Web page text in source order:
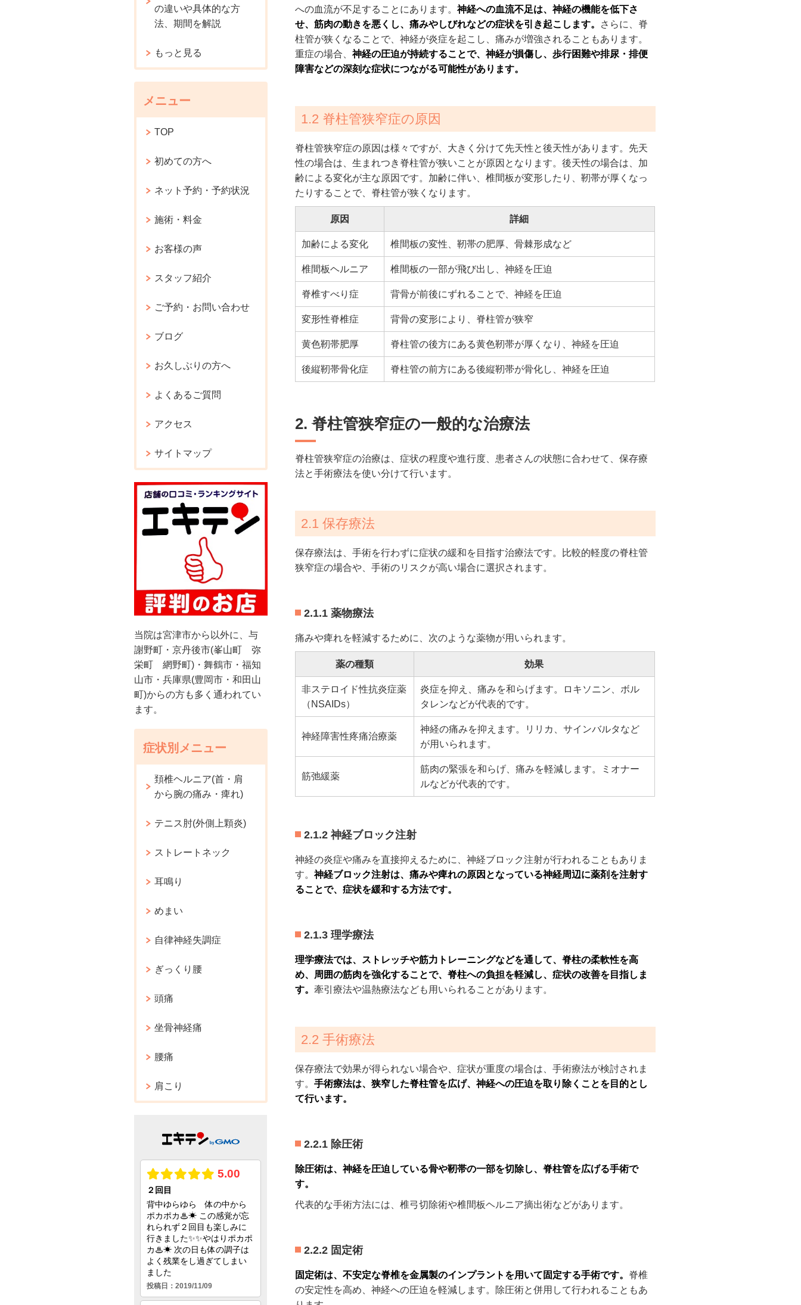
への血流が不足することにあります。神経への血流不足は、神経の機能を低下さ
せ、筋肉の動きを悪くし、痛みやしびれなどの症状を引き起こします。
さらに、脊
柱管が狭くなることで、神経が炎症を起こし、痛みが増強されることもあります。
重症の場合、神経の圧迫が持続することで、神経が損傷し、歩行困難や排尿・排便
障害などの深刻な症状につながる可能性があります。
1.2 脊柱管狭窄症の原因
脊柱管狭窄症の原因は様々ですが、大きく分けて先天性と後天性があります。先天
性の場合は、生まれつき脊柱管が狭いことが原因となります。後天性の場合は、加
齢による変化が主な原因です。加齢に伴い、椎間板が変形したり、靭帯が厚くなっ
たりすることで、脊柱管が狭くなります。
原因 詳細
加齢による変化 椎間板の変性、靭帯の肥厚、骨棘形成など
椎間板ヘルニア 椎間板の一部が飛び出し、神経を圧迫
脊椎すべり症 背骨が前後にずれることで、神経を圧迫
変形性脊椎症 背骨の変形により、脊柱管が狭窄
黄色靭帯肥厚 脊柱管の後方にある黄色靭帯が厚くなり、神経を圧迫
後縦靭帯骨化症 脊柱管の前方にある後縦靭帯が骨化し、神経を圧迫
2. 脊柱管狭窄症の一般的な治療法
脊柱管狭窄症の治療は、症状の程度や進行度、患者さんの状態に合わせて、保存療
法と手術療法を使い分けて行います。
2.1 保存療法
保存療法は、手術を行わずに症状の緩和を目指す治療法です。比較的軽度の脊柱管
狭窄症の場合や、手術のリスクが高い場合に選択されます。
2.1.1 薬物療法
痛みや痺れを軽減するために、次のような薬物が用いられます。
薬の種類 効果
非ステロイド性抗炎症薬
（NSAIDs）
炎症を抑え、痛みを和らげます。ロキソニン、ボル
タレンなどが代表的です。
神経障害性疼痛治療薬
神経の痛みを抑えます。リリカ、サインバルタなど
が用いられます。
筋弛緩薬
筋肉の緊張を和らげ、痛みを軽減します。ミオナー
ルなどが代表的です。
2.1.2 神経ブロック注射
神経の炎症や痛みを直接抑えるために、神経ブロック注射が行われることもありま
す。神経ブロック注射は、痛みや痺れの原因となっている神経周辺に薬剤を注射す
ることで、症状を緩和する方法です。
2.1.3 理学療法
理学療法では、ストレッチや筋力トレーニングなどを通して、脊柱の柔軟性を高
め、周囲の筋肉を強化することで、脊柱への負担を軽減し、症状の改善を目指しま
す。 牽引療法や温熱療法なども用いられることがあります。
2.2 手術療法
保存療法で効果が得られない場合や、症状が重度の場合は、手術療法が検討されま
す。 手術療法は、狭窄した脊柱管を広げ、神経への圧迫を取り除くことを目的とし
て行います。
2.2.1 除圧術
除圧術は、神経を圧迫している骨や靭帯の一部を切除し、脊柱管を広げる手術で
す。
代表的な手術方法には、椎弓切除術や椎間板ヘルニア摘出術などがあります。
2.2.2 固定術
固定術は、不安定な脊椎を金属製のインプラントを用いて固定する手術です。 脊椎
の安定性を高め、神経への圧迫を軽減します。除圧術と併用して行われることもあ
の違いや具体的な方
法、期間を解説
もっと見る
メニュー
TOP
初めての方へ
ネット予約・予約状況
施術・料金
お客様の声
スタッフ紹介
ご予約・お問い合わせ
ブログ
お久しぶりの方へ
よくあるご質問
アクセス
サイトマップ
当院は宮津市から以外に、与
謝野町・京丹後市(峯山町 弥
栄町 網野町)・舞鶴市・福知
山市・兵庫県(豊岡市・和田山
町)からの方も多く通われてい
ます。
症状別メニュー
頚椎ヘルニア(首・肩
から腕の痛み・痺れ)
テニス肘(外側上顆炎)
ストレートネック
耳鳴り
めまい
自律神経失調症
ぎっくり腰
頭痛
坐骨神経痛
腰痛
肩こり